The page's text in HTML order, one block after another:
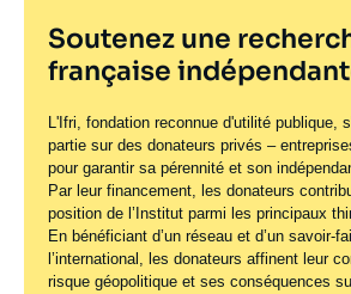
Soutenez une
française
L'Ifri, fondation reconnue d'utilité publique,
partie sur des donateurs privés –
pour garantir sa pérennité et son
Par leur financement, les donateurs
position de l’Institut parmi les principaux
En bénéficiant d’un réseau et d’un savoir-
l’international, les donateurs affinent leur
risque géopolitique et ses conséquences